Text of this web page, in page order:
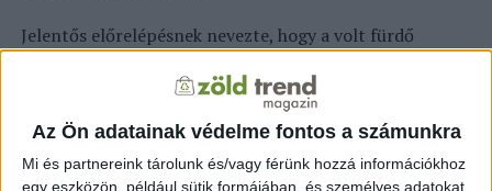
Az Ön adatainak védelme fontos a számunkra
Mi és partnereink tárolunk és/vagy férünk hozzá információkhoz
egy eszközön, például sütik formájában, és személyes adatokat
Jelentős előrelépésnek nevezte, hogy a volt fürdő
kerülhetett, ahol felfedezték az ország legértékesebb
vízicsiga-élőhelyét. Ez a most induló fejlesztés nemcsak
a ritka fajok megőrzését szolgálja, hanem Kács település
fellendülését is elősegíti – tették hozzá. “A fokozottan